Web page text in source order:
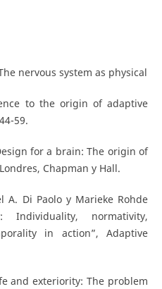
nervous system as physical
to the origin of adaptive
59.
for a brain: The origin of
Chapman y Hall.
A. Di Paolo y Marieke Rohde
Individuality, normativity,
in action”, Adaptive
and exteriority: The problem